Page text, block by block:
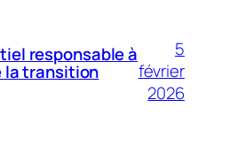
responsable à
la transition
5
février
2026